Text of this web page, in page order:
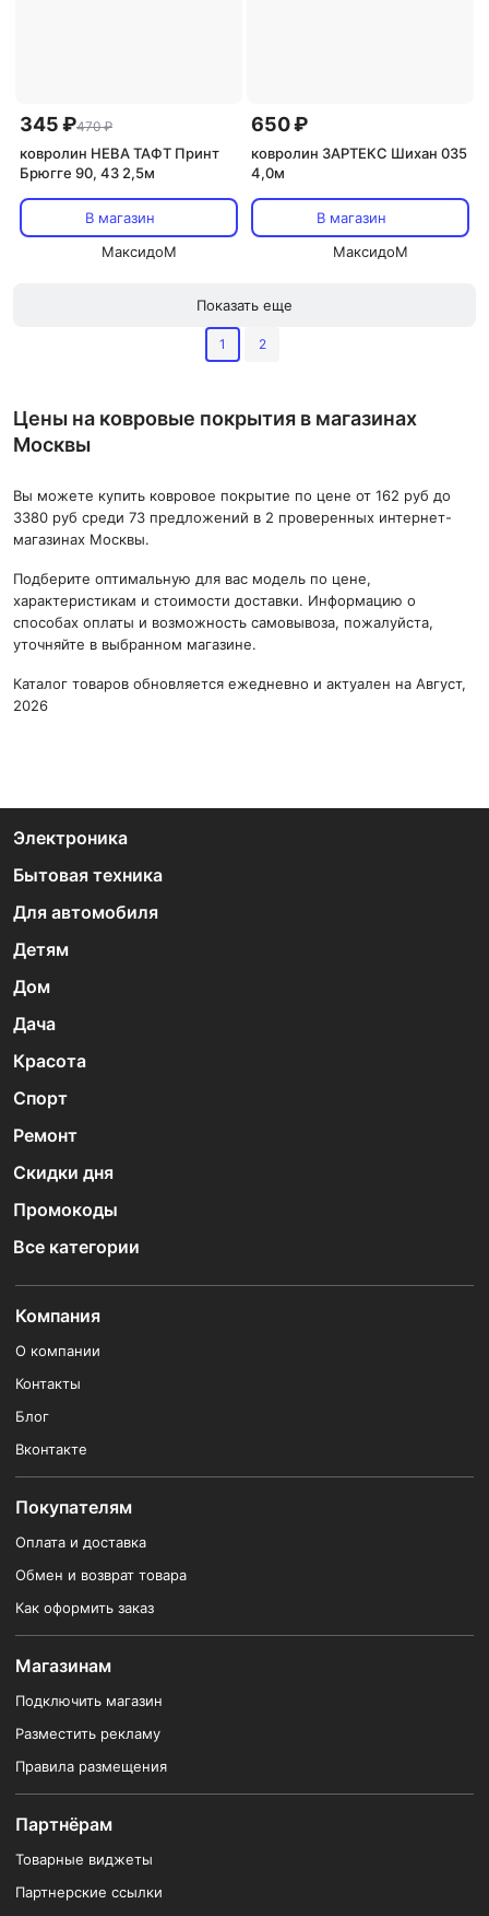
345 ₽470 ₽
ковролин НЕВА ТАФТ Принт
Брюгге 90, 43 2,5м
В магазин
МаксидоМ
650 ₽
ковролин ЗАРТЕКС Шихан 035
4,0м
В магазин
МаксидоМ
Показать еще
1 2
Цены на ковровые покрытия в магазинах
Москвы
Вы можете купить ковровое покрытие по цене от 162 руб до
3380 руб среди 73 предложений в 2 проверенных интернет-
магазинах Москвы.
Подберите оптимальную для вас модель по цене,
характеристикам и стоимости доставки. Информацию о
способах оплаты и возможность самовывоза, пожалуйста,
уточняйте в выбранном магазине.
Каталог товаров обновляется ежедневно и актуален на Август,
2026
Электроника
Бытовая техника
Для автомобиля
Детям
Дом
Дача
Красота
Спорт
Ремонт
Скидки дня
Промокоды
Все категории
Компания
О компании
Контакты
Блог
Вконтакте
Покупателям
Оплата и доставка
Обмен и возврат товара
Как оформить заказ
Магазинам
Подключить магазин
Разместить рекламу
Правила размещения
Партнёрам
Товарные виджеты
Партнерские ссылки